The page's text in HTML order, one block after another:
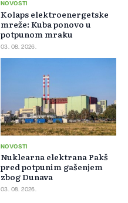
NOVOSTI
Kolaps elektroenergetske
mreže: Kuba ponovo u
potpunom mraku
03. 08. 2026.
NOVOSTI
Nuklearna elektrana Pakš
pred potpunim gašenjem
zbog Dunava
03. 08. 2026.